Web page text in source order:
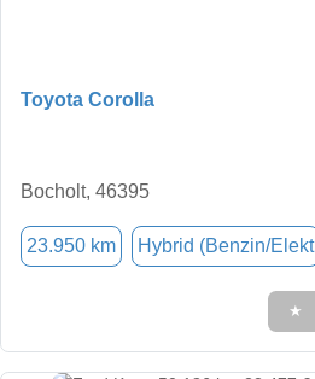
Toyota Corolla
Bocholt, 46395
23.950 km Hybrid (Benzin/Elekt
★